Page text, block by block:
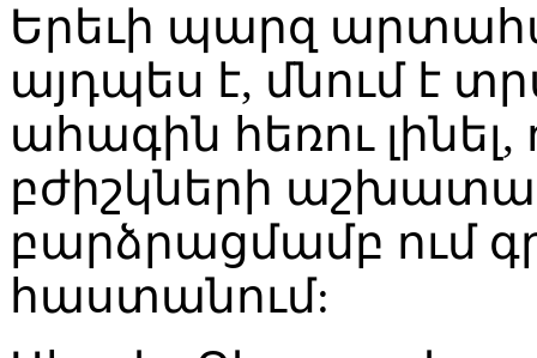
Երեւի պարզ
այդպես է, մնում է
ահագին հեռու
բժիշկների
բարձրացմամբ ում
հաստանում: